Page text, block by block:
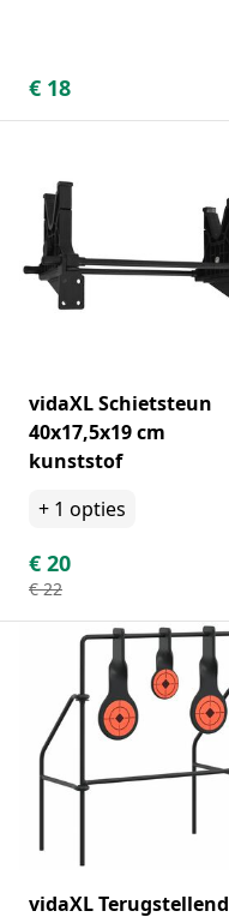
€ 18
vidaXL Schietsteun
40x17,5x19 cm
kunststof
+ 1 opties
€ 20
€ 22
vidaXL Terugstellend